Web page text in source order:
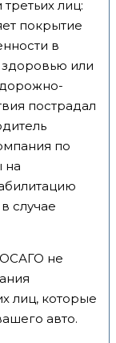
лиц:
покрытие
в
или
дорожно-
пострадал
по
на
случае
не
лиц, которые
авто.